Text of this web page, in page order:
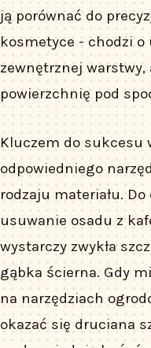
ją porównać do
kosmetyce - chodzi
zewnętrznej warstwy,
powierzchnię pod
Kluczem do sukcesu
odpowiedniego
rodzaju materiału.
usuwanie osadu z
wystarczy zwykła
gąbka ścierna. Gdy
na narzędziach
okazać się druciana